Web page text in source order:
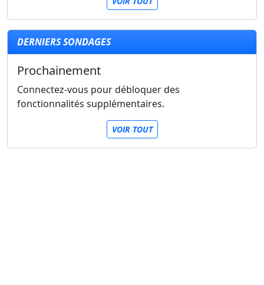
DERNIERS SONDAGES
Prochainement
Connectez-vous pour débloquer des
fonctionnalités supplémentaires.
VOIR TOUT